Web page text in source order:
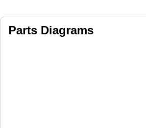
Parts Diagrams